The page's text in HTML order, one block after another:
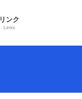
リンク
Links